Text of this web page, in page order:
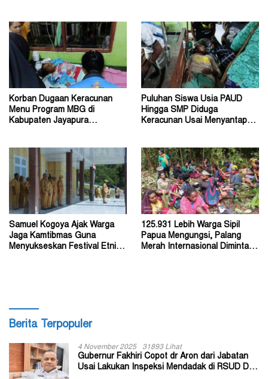
Korban Dugaan Keracunan
Menu Program MBG di
Kabupaten Jayapura
Puluhan Siswa Usia PAUD
Hingga SMP Diduga
Keracunan Usai Menyantap
Samuel Kogoya Ajak Warga
Jaga Kamtibmas Guna
Menyukseskan Festival Etnik
125.931 Lebih Warga Sipil
Papua Mengungsi, Palang
Merah Internasional Diminta
Berita Terpopuler
4 November 2025 31893 Lihat
Gubernur Fakhiri Copot dr Aron dari Jabatan
Usai Lakukan Inspeksi Mendadak di RSUD Dok